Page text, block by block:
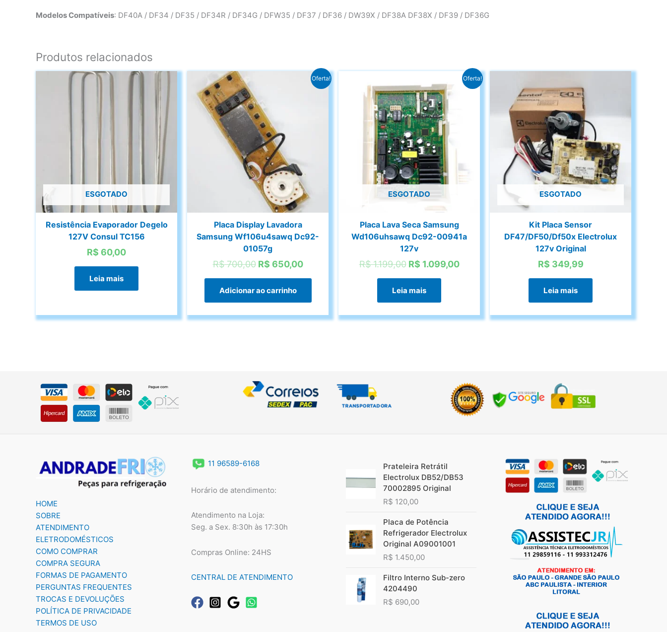
Modelos Compatíveis: DF40A / DF34 / DF35 / DF34R / DF34G / DFW35 / DF37 / DF36 / DW39X / DF38A DF38X / DF39 / DF36G
Produtos relacionados
ESGOTADO
Resistência Evaporador Degelo
127V Consul TC156
R$ 60,00
Leia mais
Oferta!
Placa Display Lavadora
Samsung Wf106u4sawq Dc92-
01057g
R$700,00 O
original
R$ 650,00O
Adicionar ao carrinho
Oferta!
ESGOTADO
Placa Lava Seca Samsung
Wd106uhsawq Dc92-00941a
127v
R$1.199,00 O
original
R$ 1.099,00O
Leia mais
ESGOTADO
Kit Placa Sensor
DF47/DF50/Df50x Electrolux
127v Original
R$ 349,99
Leia mais
HOME
SOBRE
ATENDIMENTO
ELETRODOMÉSTICOS
COMO COMPRAR
COMPRA SEGURA
FORMAS DE PAGAMENTO
PERGUNTAS FREQUENTES
TROCAS E DEVOLUÇÕES
POLÍTICA DE PRIVACIDADE
TERMOS DE USO
11 96589-6168
Horário de atendimento:
Atendimento na Loja:
Seg. a Sex. 8:30h às 17:30h
Compras Online: 24HS
CENTRAL DE ATENDIMENTO
Prateleira Retrátil
Electrolux DB52/DB53
70002895 Original
R$ 120,00
Placa de Potência
Refrigerador Electrolux
Original A09001001
R$ 1.450,00
Filtro Interno Sub-zero
4204490
R$ 690,00